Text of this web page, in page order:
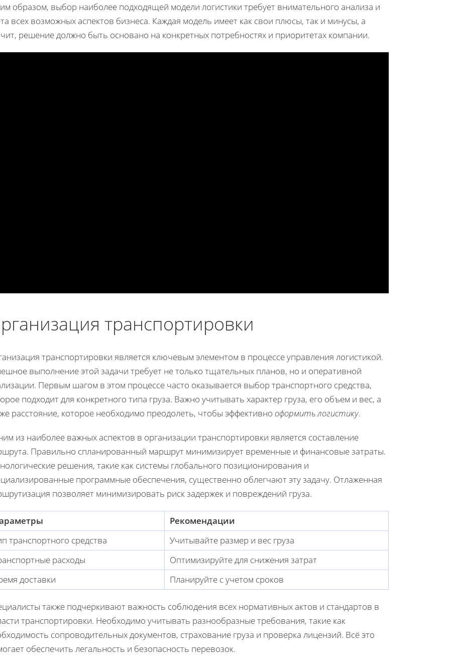
образом, выбор наиболее подходящей модели логистики требует внимательного анализа и
всех возможных аспектов бизнеса. Каждая модель имеет как свои плюсы, так и минусы, а
решение должно быть основано на конкретных потребностях и приоритетах компании.
транспортировки
транспортировки является ключевым элементом в процессе управления логистикой.
выполнение этой задачи требует не только тщательных планов, но и оперативной
Первым шагом в этом процессе часто оказывается выбор транспортного средства,
подходит для конкретного типа груза. Важно учитывать характер груза, его объем и вес, а
расстояние, которое необходимо преодолеть, чтобы эффективно оформить логистику.
из наиболее важных аспектов в организации транспортировки является составление
Правильно спланированный маршрут минимизирует временные и финансовые затраты.
решения, такие как системы глобального позиционирования и
программные обеспечения, существенно облегчают эту задачу. Отлаженная
позволяет минимизировать риск задержек и повреждений груза.
Рекомендации
транспортного средства
Учитывайте размер и вес груза
расходы
Оптимизируйте для снижения затрат
доставки
Планируйте с учетом сроков
также подчеркивают важность соблюдения всех нормативных актов и стандартов в
транспортировки. Необходимо учитывать разнообразные требования, такие как
сопроводительных документов, страхование груза и проверка лицензий. Всё это
обеспечить легальность и безопасность перевозок.